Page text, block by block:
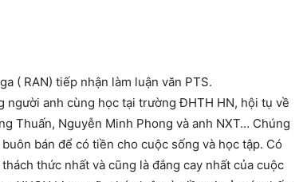
( RAN) tiếp nhận làm luận văn PTS.
anh cùng học tại trường ĐHTH HN, hội tụ về
Thuấn, Nguyễn Minh Phong và anh NXT… Chúng
bán để có tiền cho cuộc sống và học tập. Có
thức nhất và cũng là đắng cay nhất của cuộc